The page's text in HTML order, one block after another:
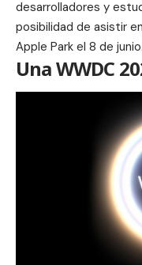
desarrolladores y
posibilidad de asistir
Apple Park el 8 de junio.
Una WWDC